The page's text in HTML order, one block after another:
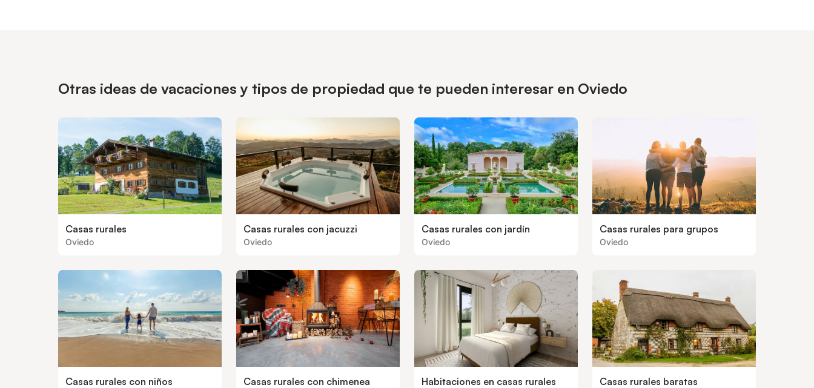
Otras ideas de vacaciones y tipos de propiedad que te pueden interesar en Oviedo
Casas rurales
Oviedo
Casas rurales con jacuzzi
Oviedo
Casas rurales con jardín
Oviedo
Casas rurales para grupos
Oviedo
Casas rurales con niños Casas rurales con chimenea Habitaciones en casas rurales Casas rurales baratas